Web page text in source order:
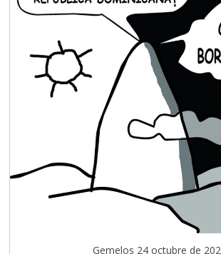
Gemelos 24 octubre de